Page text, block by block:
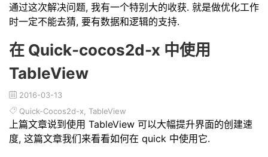
通过这次解决问题, 我有一个特别大的收获. 就是做优化工作
时一定不能去猜, 要有数据和逻辑的支持.
在 Quick-cocos2d-x 中使用
TableView
2016-03-13
Quick-Cocos2d-x
TableView
上篇文章说到使用 TableView 可以大幅提升界面的创建速
度, 这篇文章我们来看看如何在 quick 中使用它.